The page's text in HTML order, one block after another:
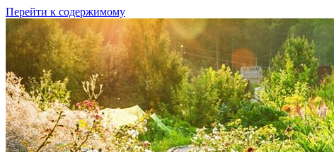
Перейти к содержимому